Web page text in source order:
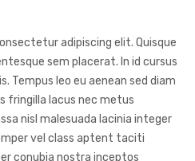
adipiscing elit. Quisque
sem placerat. In id cursus
Tempus leo eu aenean sed diam
fringilla lacus nec metus
nisl malesuada lacinia integer
vel class aptent taciti
conubia nostra inceptos